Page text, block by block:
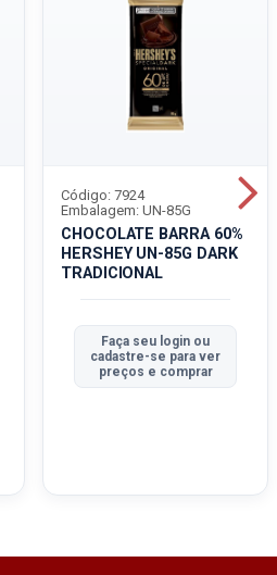
CHOCOLATE BARRA 60%
HERSHEY UN-85G DARK
TRADICIONAL
Código: 7924
Embalagem: UN-85G
Faça seu login ou
cadastre-se para ver
preços e comprar